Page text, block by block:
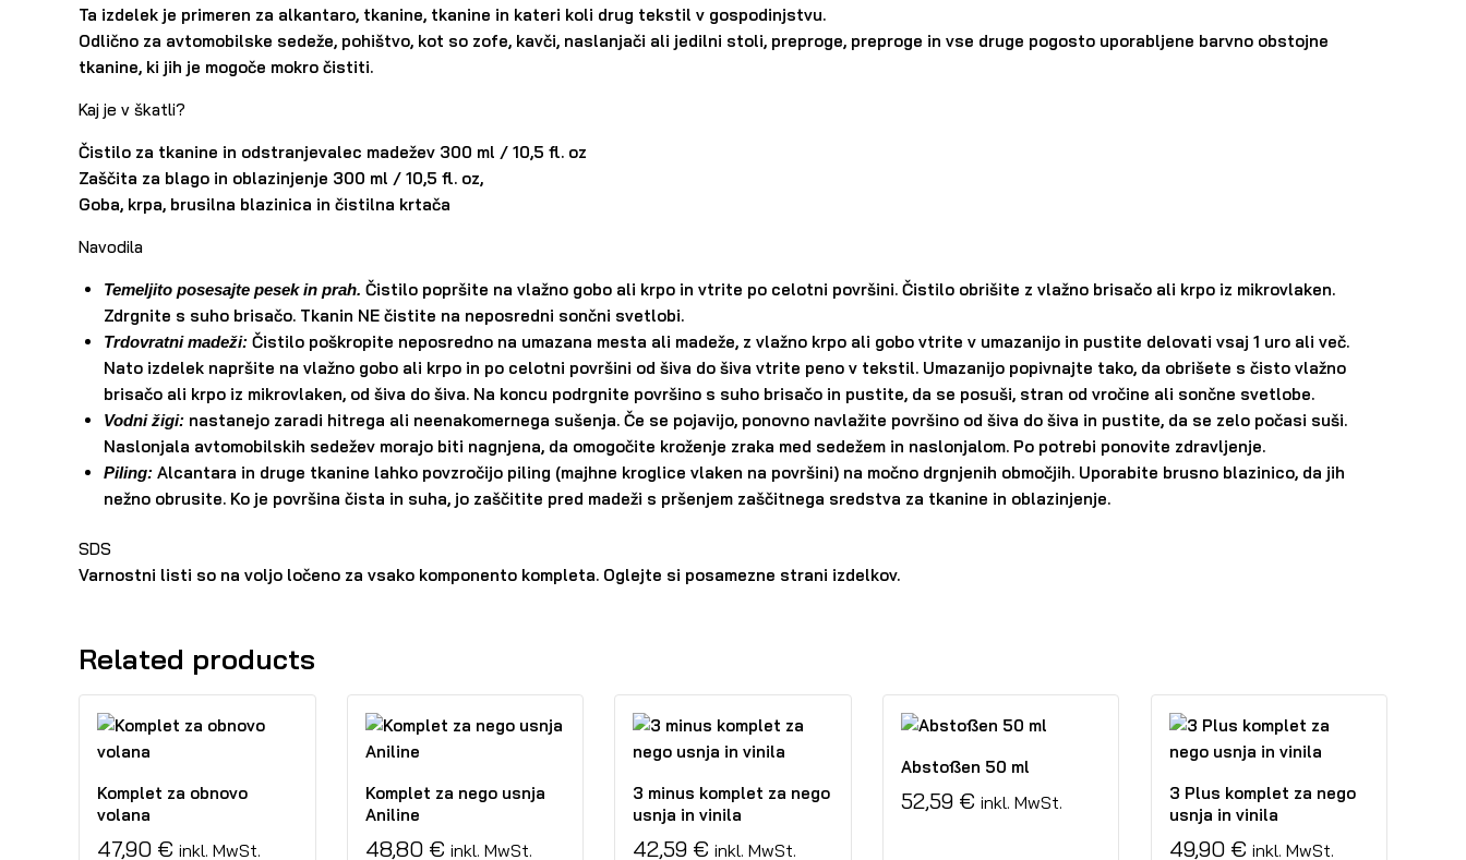
Ta izdelek je primeren za alkantaro, tkanine, tkanine in kateri koli drug tekstil v gospodinjstvu.
Odlično za avtomobilske sedeže, pohištvo, kot so zofe, kavči, naslanjači ali jedilni stoli, preproge, preproge in vse druge pogosto uporabljene barvno obstojne
tkanine, ki jih je mogoče mokro čistiti.
Kaj je v škatli?
Čistilo za tkanine in odstranjevalec madežev 300 ml / 10,5 fl. oz
Zaščita za blago in oblazinjenje 300 ml / 10,5 fl. oz,
Goba, krpa, brusilna blazinica in čistilna krtača
Navodila
Temeljito posesajte pesek in prah. Čistilo popršite na vlažno gobo ali krpo in vtrite po celotni površini. Čistilo obrišite z vlažno brisačo ali krpo iz mikrovlaken.
Zdrgnite s suho brisačo. Tkanin NE čistite na neposredni sončni svetlobi.
Trdovratni madeži:Čistilo poškropite neposredno na umazana mesta ali madeže, z vlažno krpo ali gobo vtrite v umazanijo in pustite delovati vsaj 1 uro ali več.
Nato izdelek napršite na vlažno gobo ali krpo in po celotni površini od šiva do šiva vtrite peno v tekstil. Umazanijo popivnajte tako, da obrišete s čisto vlažno
brisačo ali krpo iz mikrovlaken, od šiva do šiva. Na koncu podrgnite površino s suho brisačo in pustite, da se posuši, stran od vročine ali sončne svetlobe.
Vodni žigi:nastanejo zaradi hitrega ali neenakomernega sušenja. Če se pojavijo, ponovno navlažite površino od šiva do šiva in pustite, da se zelo počasi suši.
Naslonjala avtomobilskih sedežev morajo biti nagnjena, da omogočite kroženje zraka med sedežem in naslonjalom. Po potrebi ponovite zdravljenje.
Piling:Alcantara in druge tkanine lahko povzročijo piling (majhne kroglice vlaken na površini) na močno drgnjenih območjih. Uporabite brusno blazinico, da jih
nežno obrusite. Ko je površina čista in suha, jo zaščitite pred madeži s pršenjem zaščitnega sredstva za tkanine in oblazinjenje.
SDS
Varnostni listi so na voljo ločeno za vsako komponento kompleta. Oglejte si posamezne strani izdelkov.
Related products
Komplet za obnovo
volana
47,90 € inkl. MwSt.
Komplet za nego usnja
Aniline
48,80 € inkl. MwSt.
3 minus komplet za nego
usnja in vinila
42,59 € inkl. MwSt.
Abstoßen 50 ml
52,59 € inkl. MwSt.
3 Plus komplet za nego
usnja in vinila
49,90 € inkl. MwSt.